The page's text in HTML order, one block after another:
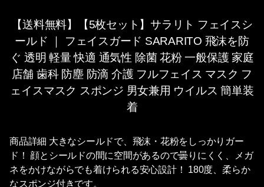
【送料無料】【5枚セット】サラリト フェイスシ
ールド ｜ フェイスガード SARARITO 飛沫を防
ぐ 透明 軽量 快適 通気性 除菌 花粉 一般保護 家庭
店舗 歯科 防塵 防滴 介護 フルフェイス マスク フ
ェイスマスク スポンジ 男女兼用 ウイルス 簡単装
着
商品詳細 大きなシールドで、飛沫・花粉をしっかりガー
ド！ 顔とシールドの間に空間があるので曇りにくく、メガ
ネをかけながらでも着けられる安心設計！ 180度、柔らか
なスポンジ付きです。